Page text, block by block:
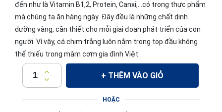
đến như là Vitamin B1,2, Protein, Canxi,...có trong thực phẩm
mà chúng ta ăn hàng ngày Đây đều là những chất dinh
dưỡng vàng, cần thiết cho mỗi giai đoạn phát triển của con
người. Vì vậy, cá chim trắng luôn nằm trong top đầu không
thể thiếu trong mâm cơm gia đình Việt.
+ THÊM VÀO GIỎ
HOẶC